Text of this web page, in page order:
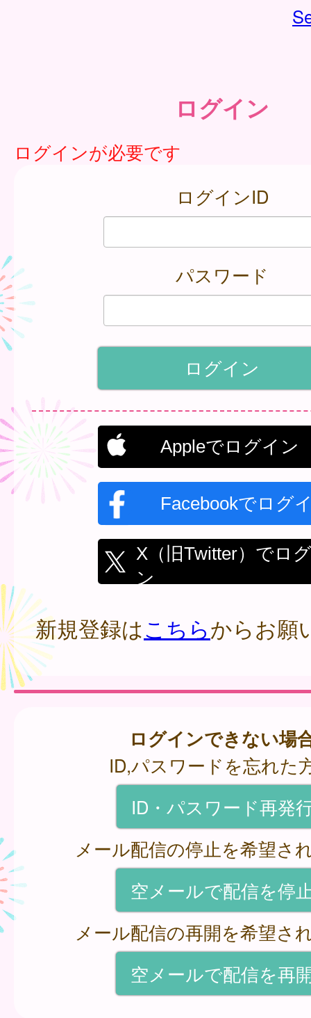
ログイン
ログインが必要です
ログインID
パスワード
Appleでログイン
Facebookでログ
X（旧Twitter）でロ
ン
新規登録はこちらからお願
ログインできない場
ID,パスワードを忘れた
ID・パスワード再発
メール配信の停止を希望さ
空メールで配信を停
メール配信の再開を希望さ
空メールで配信を再